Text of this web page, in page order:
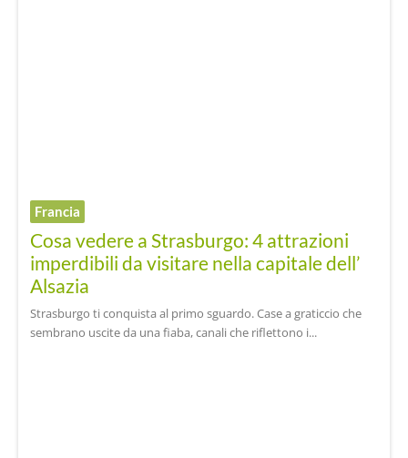
Francia
Cosa vedere a Strasburgo: 4 attrazioni
imperdibili da visitare nella capitale dell’
Alsazia
Strasburgo ti conquista al primo sguardo. Case a graticcio che
sembrano uscite da una fiaba, canali che riflettono i...